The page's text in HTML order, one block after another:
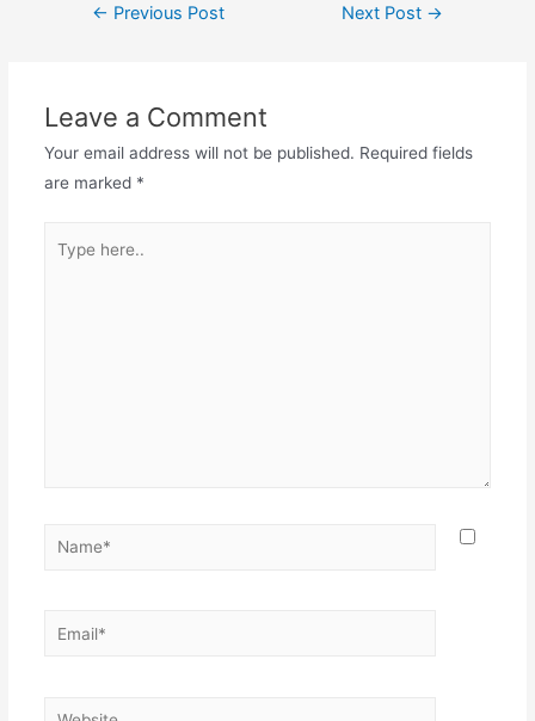
Post← Previous Post Next Post →
Leave a Comment
Your email address will not be published. Required fields
are marked *
here..
Name*
Email*
Website